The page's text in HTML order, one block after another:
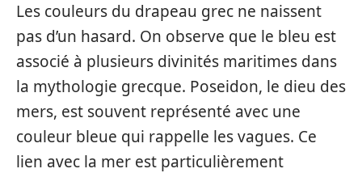
Les couleurs du drapeau grec ne naissent
pas d’un hasard. On observe que le bleu est
associé à plusieurs divinités maritimes dans
la mythologie grecque. Poseidon, le dieu des
mers, est souvent représenté avec une
couleur bleue qui rappelle les vagues. Ce
lien avec la mer est particulièrement